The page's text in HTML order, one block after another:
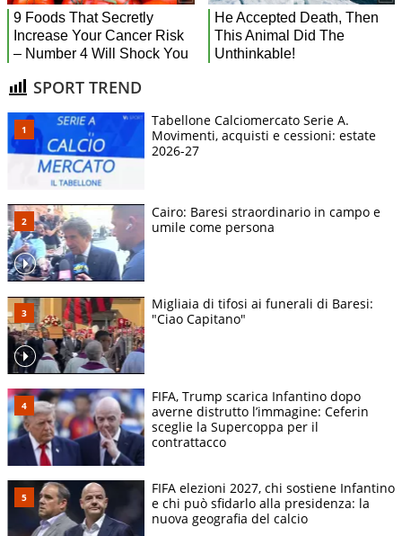
SPORT TREND
Tabellone Calciomercato Serie A.
Movimenti, acquisti e cessioni: estate
2026-27
Cairo: Baresi straordinario in campo e
umile come persona
Migliaia di tifosi ai funerali di Baresi:
"Ciao Capitano"
FIFA, Trump scarica Infantino dopo
averne distrutto l’immagine: Ceferin
sceglie la Supercoppa per il
contrattacco
FIFA elezioni 2027, chi sostiene Infantino
e chi può sfidarlo alla presidenza: la
nuova geografia del calcio